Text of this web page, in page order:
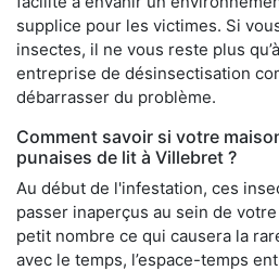
supplice pour les victimes. Si
insectes, il ne vous reste plus
entreprise de désinsectisation
débarrasser du problème.
Comment savoir si votre
punaises de lit à Villebret ?
Au début de l'infestation, ces
passer inaperçus au sein de
petit nombre ce qui causera la
avec le temps, l’espace-temps